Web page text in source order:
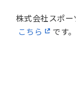
株式会社スポ
こちら
です。